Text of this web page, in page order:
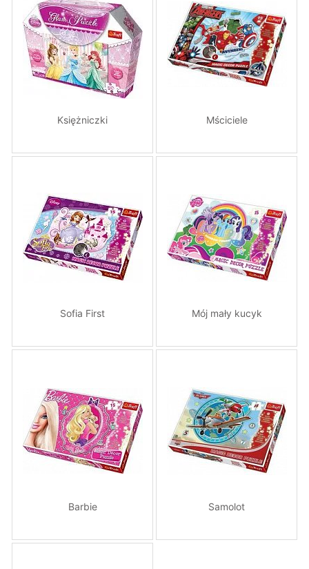
Księżniczki Mściciele
Sofia First Mój mały kucyk
Barbie Samolot